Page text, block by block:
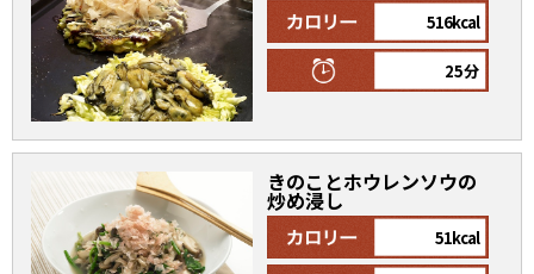
楽チン屋® ストレートつゆ
割烹白だしレシピ特集
だし巻き卵特集
かつおだしが決め手！簡単茶碗蒸し
516kcal
25分
きのことホウレンソウの
炒め浸し
51kcal